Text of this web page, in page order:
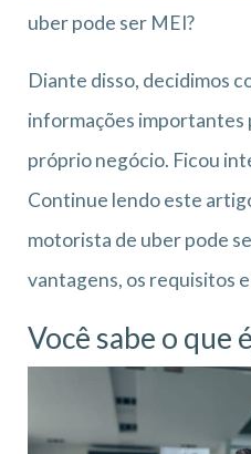
uber pode ser MEI?
Diante disso, decidimos
informações importantes
próprio negócio. Ficou
Continue lendo este
motorista de uber pode
vantagens, os requisitos
Você sabe o que